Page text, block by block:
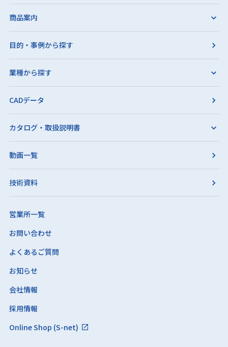
商品案内
目的・事例から探す
業種から探す
CADデータ
カタログ・取扱説明書
動画一覧
技術資料
営業所一覧
お問い合わせ
よくあるご質問
お知らせ
会社情報
採用情報
Online Shop (S-net)